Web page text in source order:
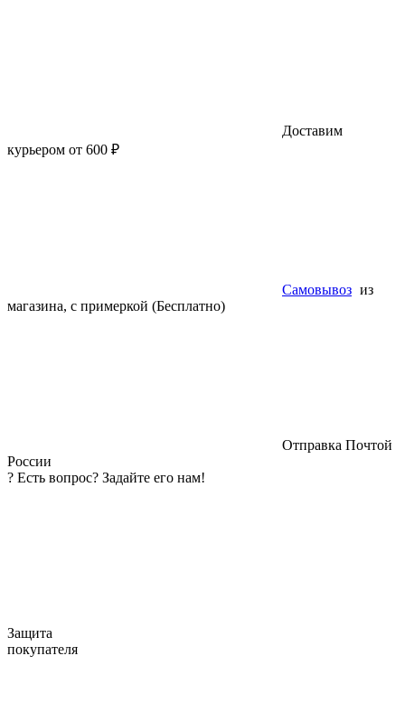
Доставим
курьером от 600 ₽
Самовывоз из
магазина, с примеркой (Бесплатно)
Отправка Почтой
России
? Есть вопрос? Задайте его нам!
Защита
покупателя